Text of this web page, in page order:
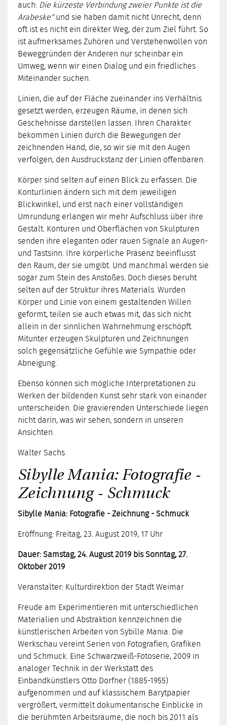
auch: Die kürzeste Verbindung zweier Punkte ist die
Arabeske"und sie haben damit nicht Unrecht, denn
oft ist es nicht ein direkter Weg, der zum Ziel führt. So
ist aufmerksames Zuhören und Verstehenwollen von
Beweggründen der Anderen nur scheinbar ein
Umweg, wenn wir einen Dialog und ein friedliches
Miteinander suchen.
Linien, die auf der Fläche zueinander ins Verhältnis
gesetzt werden, erzeugen Räume, in denen sich
Geschehnisse darstellen lassen. Ihren Charakter
bekommen Linien durch die Bewegungen der
zeichnenden Hand, die, so wir sie mit den Augen
verfolgen, den Ausdruckstanz der Linien offenbaren.
Körper sind selten auf einen Blick zu erfassen. Die
Konturlinien ändern sich mit dem jeweiligen
Blickwinkel, und erst nach einer vollständigen
Umrundung erlangen wir mehr Aufschluss über ihre
Gestalt. Konturen und Oberflächen von Skulpturen
senden ihre eleganten oder rauen Signale an Augen-
und Tastsinn. Ihre körperliche Präsenz beeinflusst
den Raum, der sie umgibt. Und manchmal werden sie
sogar zum Stein des Anstoßes. Doch dieses beruht
selten auf der Struktur ihres Materials. Wurden
Körper und Linie von einem gestaltenden Willen
geformt, teilen sie auch etwas mit, das sich nicht
allein in der sinnlichen Wahrnehmung erschöpft.
Mitunter erzeugen Skulpturen und Zeichnungen
solch gegensätzliche Gefühle wie Sympathie oder
Abneigung.
Ebenso können sich mögliche Interpretationen zu
Werken der bildenden Kunst sehr stark von einander
unterscheiden. Die gravierenden Unterschiede liegen
nicht darin, was wir sehen, sondern in unseren
Ansichten.
Walter Sachs
Sibylle Mania: Fotografie -
Zeichnung - Schmuck
Sibylle Mania: Fotografie - Zeichnung - Schmuck
Eröffnung: Freitag, 23. August 2019, 17 Uhr
Dauer: Samstag, 24. August 2019 bis Sonntag, 27.
Oktober 2019
Veranstalter: Kulturdirektion der Stadt Weimar
Freude am Experimentieren mit unterschiedlichen
Materialien und Abstraktion kennzeichnen die
künstlerischen Arbeiten von Sybille Mania. Die
Werkschau vereint Serien von Fotografien, Grafiken
und Schmuck. Eine Schwarzweiß-Fotoserie, 2009 in
analoger Technik in der Werkstatt des
Einbandkünstlers Otto Dorfner (1885-1955)
aufgenommen und auf klassischem Barytpapier
vergrößert, vermittelt dokumentarische Einblicke in
die berühmten Arbeitsräume, die noch bis 2011 als